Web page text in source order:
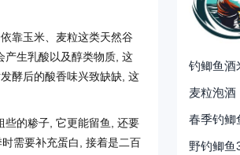
靠玉米、麦粒这类天然谷
产生乳酸以及醇类物质, 这
酵后的酸香味兴致缺缺, 这
些的糁子, 它更能留鱼, 还要
需要补充蛋白, 接着是二百
麦粒泡酒